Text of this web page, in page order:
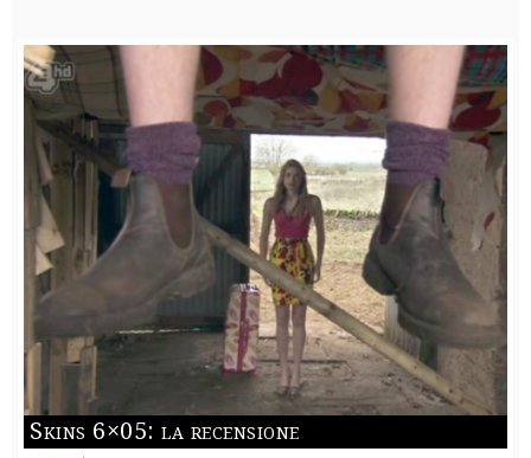
Skins 6×05: la recensione